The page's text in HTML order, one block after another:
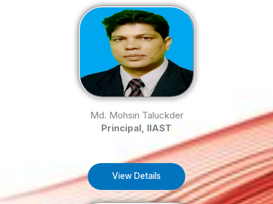
Md. Mohsin Taluckder
Principal, IIAST
View Details